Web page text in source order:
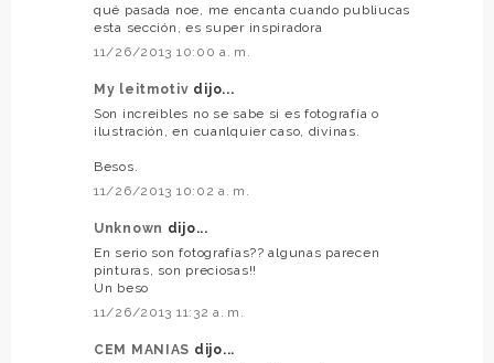
qué pasada noe, me encanta cuando publiucas
esta sección, es super inspiradora
11/26/2013 10:00 a. m.
My leitmotiv dijo...
Son increibles no se sabe si es fotografía o
ilustración, en cuanlquier caso, divinas.
Besos.
11/26/2013 10:02 a. m.
Unknown dijo...
En serio son fotografías?? algunas parecen
pinturas, son preciosas!!
Un beso
11/26/2013 11:32 a. m.
CEM MANIAS dijo...